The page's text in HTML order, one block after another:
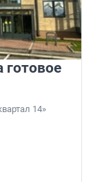
готовое
14»